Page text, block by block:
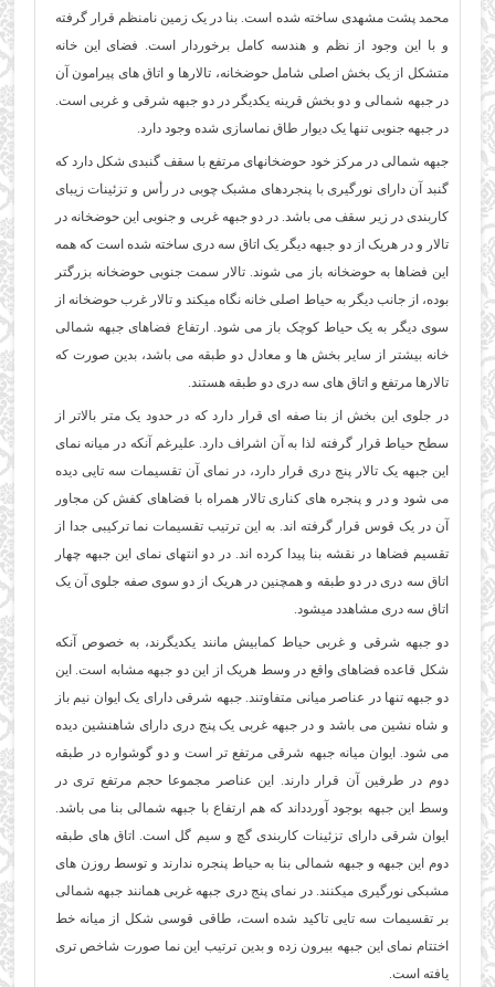
محمد پشت مشهدی ساخته شده است. بنا در یک زمین نامنظم قرار گرفته
و با این وجود از نظم و هندسه کامل برخوردار است. فضای این خانه
متشكل از یک بخش اصلی شامل حوضخانه، تالارها و اتاق های پیرامون آن
در جبهه شمالی و دو بخش قرینه یکدیگر در دو جبهه شرقی و غربی است.
در جبهه جنوبی تنها یک دیوار طاق نماسازی شده وجود دارد.
جبهه شمالی در مرکز خود حوضخانهای مرتفع با سقف گنبدی شکل دارد که
گنبد آن دارای نورگیری با پنجردهای مشبک چوبی در رأس و تزئینات زیبای
کاربندی در زیر سقف می باشد. در دو جبهه غربی و جنوبی این حوضخانه در
تالار و در هریک از دو جبهه دیگر یک اتاق سه دری ساخته شده است که همه
این فضاها به حوضخانه باز می شوند. تالار سمت جنوبی حوضخانه بزرگتر
بوده، از جانب دیگر به حیاط اصلی خانه نگاه میکند و تالار غرب حوضخانه از
سوی دیگر به یک حیاط کوچک باز می شود. ارتفاع فضاهای جبهه شمالی
خانه بیشتر از ساير بخش ها و معادل دو طبقه می باشد، بدین صورت که
تالارها مرتفع و اتاق های سه دری دو طبقه هستند.
در جلوی این بخش از بنا صفه ای قرار دارد که در حدود یک متر بالاتر از
سطح حیاط قرار گرفته لذا به آن اشراف دارد. عليرغم آنکه در میانه نمای
این جبهه یک تالار پنج دری قرار دارد، در نمای آن تقسیمات سه تایی دیده
می شود و در و پنجره های کناری تالار همراه با فضاهای کفش كن مجاور
آن در یک قوس قرار گرفته اند. به این ترتیب تقسيمات نما ترکیبی جدا از
تقسیم فضاها در نقشه بنا پيدا کرده اند. در دو انتهای نمای این جبهه چهار
اتاق سه دری در دو طبقه و همچنين در هریک از دو سوی صفه جلوی آن یک
اتاق سه دری مشاهددمیشود.
دو جبهه شرقی و غربی حیاط کمابیش مانند یکدیگرند، به خصوص آنکه
شكل قاعده فضاهای واقع در وسط هریک از این دو جبهه مشابه است. این
دو جبهه تنها در عناصر میانی متفاوتند. جبهه شرقی دارای یک ایوان نیم باز
و شاه نشین می باشد و در جبهه غربی یک پنج دری دارای شاهنشين دیده
می شود. ایوان میانه جبهه شرقی مرتفع تر است و دو گوشواره در طبقه
دوم در طرفین آن قرار دارند. این عناصر مجموعا حجم مرتفع تری در
وسط این جبهه بوجود آوردداند که هم ارتفاع با جبهه شمالی بنا می باشد.
ایوان شرقی دارای تزئینات کاربندی گچ و سیم گل است. اتاق های طبقه
دوم این جبهه و جبهه شمالی بنا به حیاط پنجره ندارند و توسط روزن های
مشبکی نورگیری میکنند. در نمای پنج دری جبهه غربی همانند جبهه شمالی
بر تقسیمات سه تایی تاكيد شده است، طاقی قوسی شکل از میانه خط
اختتام نمای این جبهه بیرون زده و بدین ترتیب این نما صورت شاخص تری
یافته است.